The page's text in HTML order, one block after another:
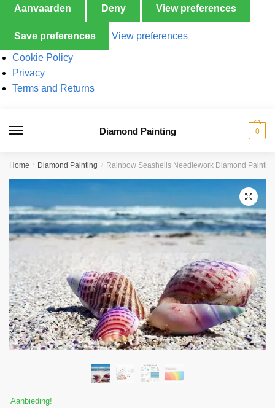
Aanvaarden Deny View preferences
Save preferences View preferences
Cookie Policy
Privacy
Terms and Returns
Diamond Painting 0
Home / Diamond Painting / Rainbow Seashells Needlework Diamond
🔍
Aanbieding!